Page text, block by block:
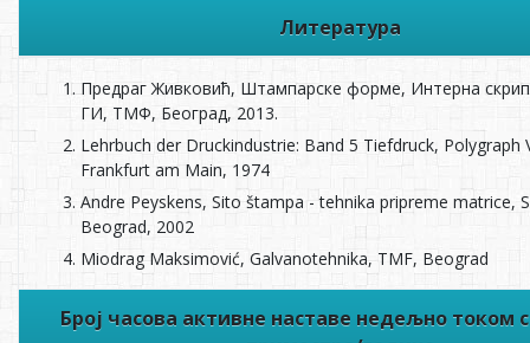
Литература
Предраг Живковић, Штампарске форме, Интерна
ГИ, ТМФ, Београд, 2013.
Lehrbuch der Druckindustrie: Band 5 Tiefdruck, Polygraph
Frankfurt am Main, 1974
Andre Peyskens, Sito štampa - tehnika pripreme matrice,
Beograd, 2002
Miodrag Maksimović, Galvanotehnika, TMF, Beograd
Број часова активне наставе недељно током